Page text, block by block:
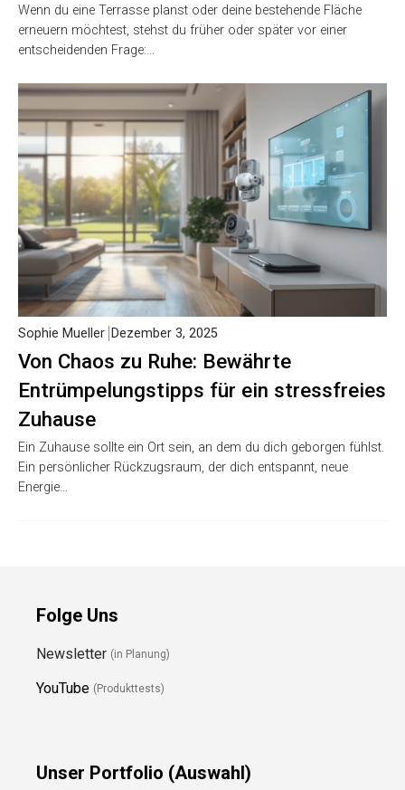
Wenn du eine Terrasse planst oder deine bestehende Fläche
erneuern möchtest, stehst du früher oder später vor einer
entscheidenden Frage:…
Von Chaos zu Ruhe: Bewährte
Entrümpelungstipps für ein stressfreies
Zuhause
Sophie Mueller Dezember 3, 2025
Ein Zuhause sollte ein Ort sein, an dem du dich geborgen fühlst.
Ein persönlicher Rückzugsraum, der dich entspannt, neue
Energie…
Folge Uns
Newsletter (in Planung)
YouTube (Produkttests)
Unser Portfolio (Auswahl)